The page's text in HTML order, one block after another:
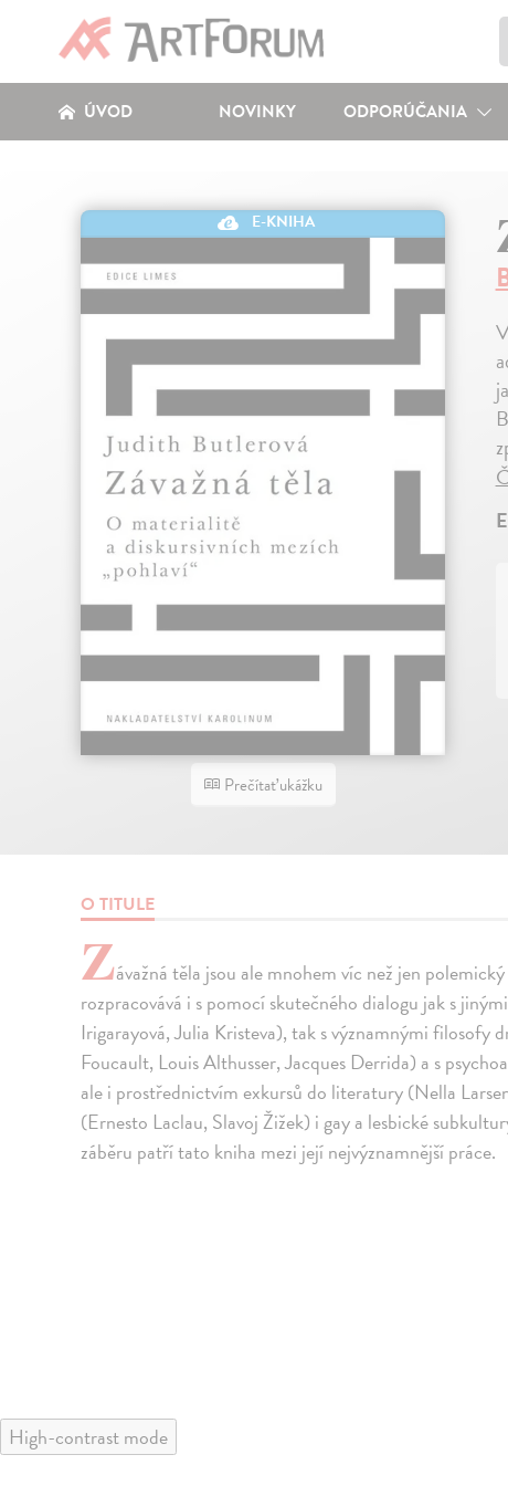
ÚVOD NOVINKY ODPORÚČANIA
E-KNIHA
Prečítať ukážku
O TITULE
Závažná těla jsou ale mnohem víc než jen
rozpracovává i s pomocí skutečného dialogu jak s
Irigarayová, Julia Kristeva), tak s významnými filosofy
Foucault, Louis Althusser, Jacques Derrida) a s
ale i prostřednictvím exkursů do literatury (Nella
(Ernesto Laclau, Slavoj Žižek) i gay a lesbické
záběru patří tato kniha mezi její nejvýznamnější práce.
High-contrast mode